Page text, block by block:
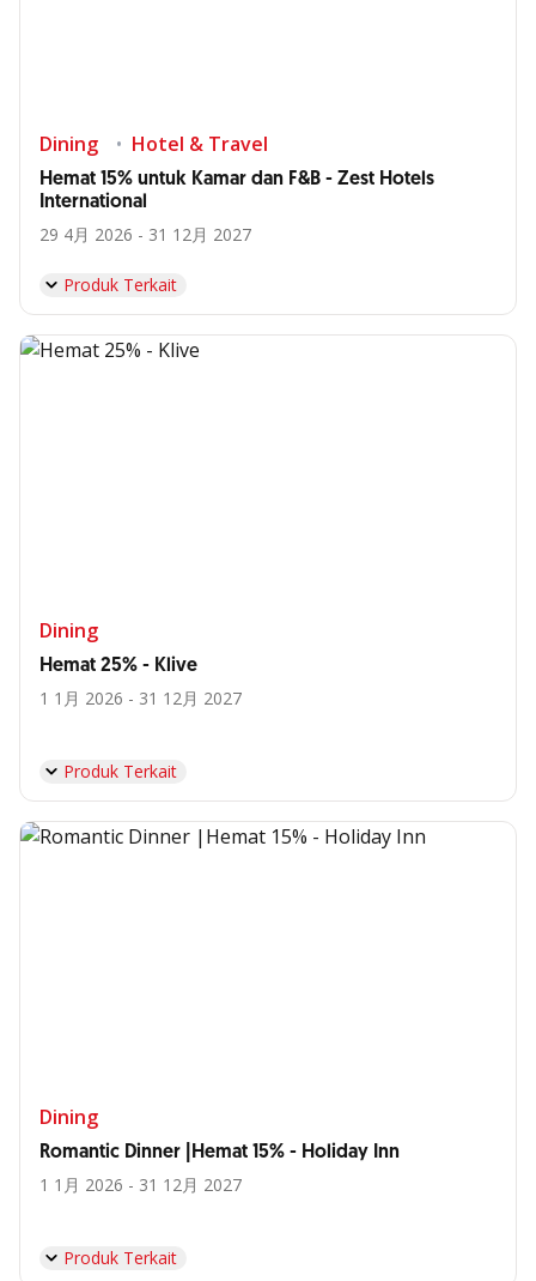
Dining Hotel & Travel
Hemat 15% untuk Kamar dan F&B - Zest Hotels
International
29 4月 2026 - 31 12月 2027
Produk Terkait
Dining
Hemat 25% - Klive
1 1月 2026 - 31 12月 2027
Produk Terkait
Dining
Romantic Dinner |Hemat 15% - Holiday Inn
1 1月 2026 - 31 12月 2027
Produk Terkait